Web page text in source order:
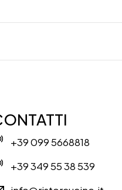
+39 099 5668818
+39 349 55 38 539